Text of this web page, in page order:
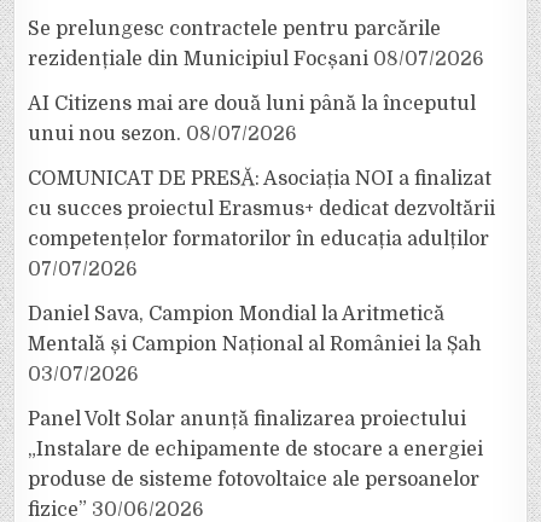
Se prelungesc contractele pentru parcările
rezidențiale din Municipiul Focșani 08/07/2026
AI Citizens mai are două luni până la începutul
unui nou sezon. 08/07/2026
COMUNICAT DE PRESĂ: Asociația NOI a finalizat
cu succes proiectul Erasmus+ dedicat dezvoltării
competențelor formatorilor în educația adulților
07/07/2026
Daniel Sava, Campion Mondial la Aritmetică
Mentală și Campion Național al României la Șah
03/07/2026
Panel Volt Solar anunță finalizarea proiectului
„Instalare de echipamente de stocare a energiei
produse de sisteme fotovoltaice ale persoanelor
fizice” 30/06/2026